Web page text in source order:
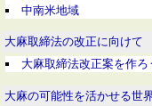
中南米地域
大麻取締法の改正に向けて
大麻取締法改正案を作ろ
大麻の可能性を活かせる世